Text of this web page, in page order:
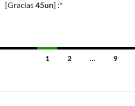
[Gracias45un] :*
las
1 2 … 9